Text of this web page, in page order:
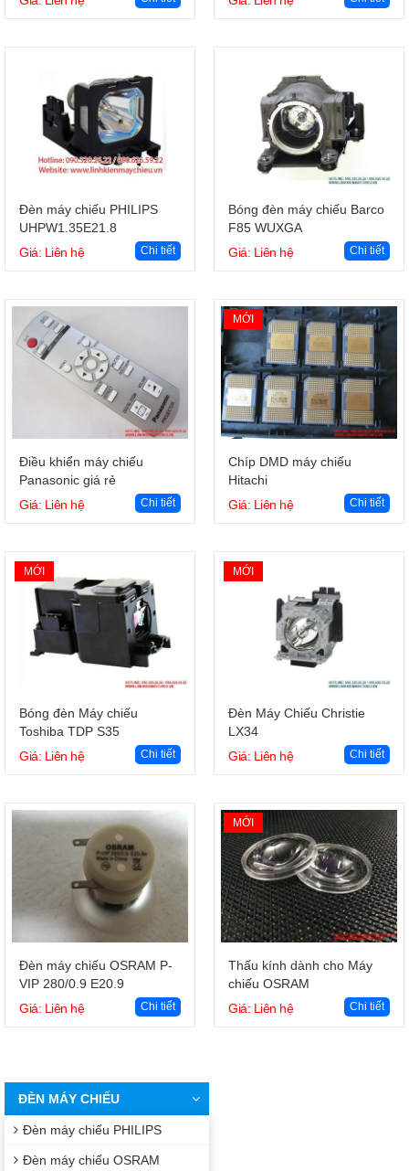
Giỏ hàng
Đèn máy chiếu PHILIPS
UHPW1.35E21.8
Giá: Liên hệ
Chi tiết
Giỏ hàng
Bóng đèn máy chiếu Barco
F85 WUXGA
Giá: Liên hệ
Chi tiết
Giỏ hàng
Điều khiển máy chiếu
Panasonic giá rẻ
Giá: Liên hệ
Chi tiết
MỚI
Giỏ hàng
Chíp DMD máy chiếu
Hitachi
Giá: Liên hệ
Chi tiết
MỚI
Giỏ hàng
Bóng đèn Máy chiếu
Toshiba TDP S35
Giá: Liên hệ
Chi tiết
MỚI
Giỏ hàng
Đèn Máy Chiếu Christie
LX34
Giá: Liên hệ
Chi tiết
Giỏ hàng
Đèn máy chiếu OSRAM P-
VIP 280/0.9 E20.9
Giá: Liên hệ
Chi tiết
MỚI
Giỏ hàng
Thấu kính dành cho Máy
chiếu OSRAM
Giá: Liên hệ
Chi tiết
ĐÈN MÁY CHIẾU
Đèn máy chiếu PHILIPS
Đèn máy chiếu OSRAM